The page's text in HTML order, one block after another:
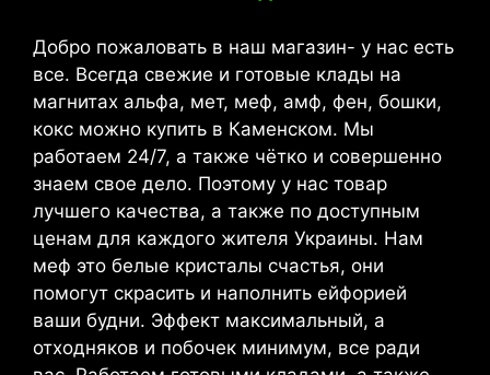
Добро пожаловать в наш магазин- у нас есть
все. Всегда свежие и готовые клады на
магнитах альфа, мет, меф, амф, фен, бошки,
кокс можно купить в Каменском. Мы
работаем 24/7, а также чётко и совершенно
знаем свое дело. Поэтому у нас товар
лучшего качества, а также по доступным
ценам для каждого жителя Украины. Нам
меф это белые кристалы счастья, они
помогут скрасить и наполнить ейфорией
ваши будни. Эффект максимальный, а
отходняков и побочек минимум, все ради